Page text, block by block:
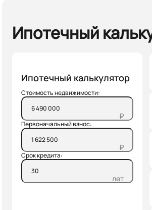
Ипотечный
Ипотечный калькулятор
Стоимость недвижимости:
₽
Первоначальный взнос:
₽
Срок кредита:
лет